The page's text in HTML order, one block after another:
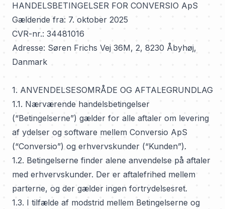
HANDELSBETINGELSER FOR CONVERSIO ApS
Gældende fra: 7. oktober 2025
CVR-nr.: 34481016
Adresse: Søren Frichs Vej 36M, 2, 8230 Åbyhøj,
Danmark
1. ANVENDELSESOMRÅDE OG AFTALEGRUNDLAG
1.1. Nærværende handelsbetingelser
(“Betingelserne”) gælder for alle aftaler om levering
af ydelser og software mellem Conversio ApS
(“Conversio”) og erhvervskunder (“Kunden”).
1.2. Betingelserne finder alene anvendelse på aftaler
med erhvervskunder. Der er aftalefrihed mellem
parterne, og der gælder ingen fortrydelsesret.
1.3. I tilfælde af modstrid mellem Betingelserne og